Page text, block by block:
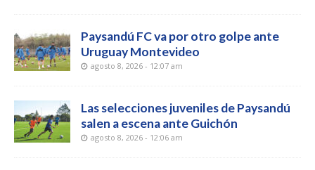
Paysandú FC va por otro golpe ante
Uruguay Montevideo
agosto 8, 2026 - 12:07 am
Las selecciones juveniles de Paysandú
salen a escena ante Guichón
agosto 8, 2026 - 12:06 am